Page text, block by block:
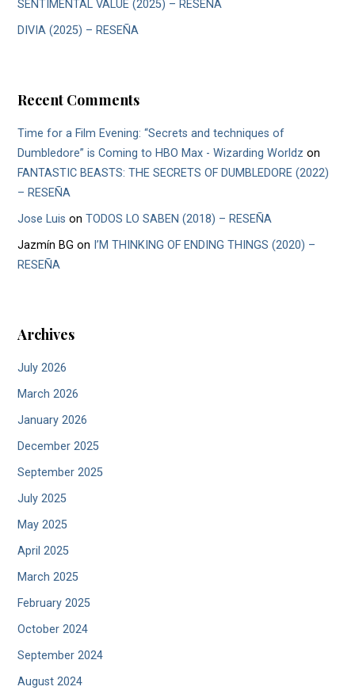
SENTIMENTAL VALUE (2025) – RESEÑA
DIVIA (2025) – RESEÑA
Recent Comments
Time for a Film Evening: “Secrets and techniques of
Dumbledore” is Coming to HBO Max - Wizarding Worldz on
FANTASTIC BEASTS: THE SECRETS OF DUMBLEDORE (2022)
– RESEÑA
Jose Luis onTODOS LO SABEN (2018) – RESEÑA
Jazmín BG on I’M THINKING OF ENDING THINGS (2020) –
RESEÑA
Archives
July 2026
March 2026
January 2026
December 2025
September 2025
July 2025
May 2025
April 2025
March 2025
February 2025
October 2024
September 2024
August 2024